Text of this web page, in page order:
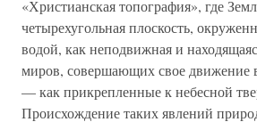
«Христианская топография», где
четырехугольная плоскость,
водой, как неподвижная и
миров, совершающих свое движение
— как прикрепленные к небесной
Происхождение таких явлений